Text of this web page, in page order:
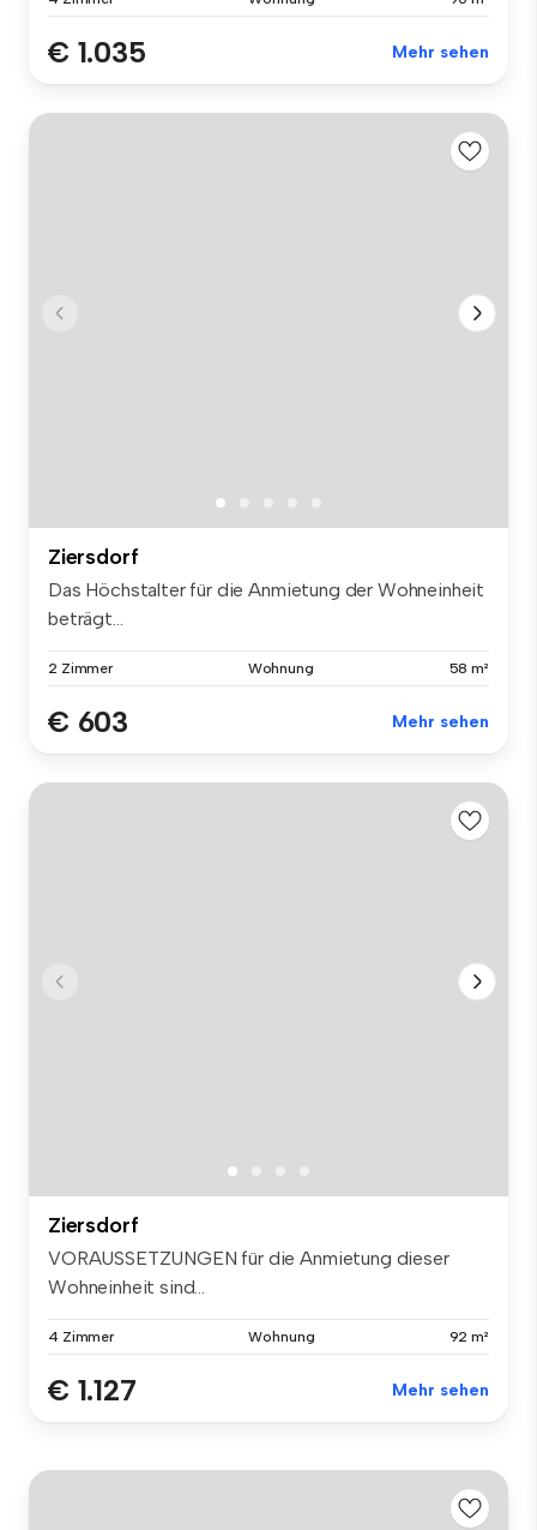
€ 1.035 Mehr sehen
Ziersdorf
Das Höchstalter für die Anmietung der Wohneinheit
beträgt...
2 Zimmer Wohnung 58 m²
€ 603 Mehr sehen
Ziersdorf
VORAUSSETZUNGEN für die Anmietung dieser
Wohneinheit sind...
4 Zimmer Wohnung 92 m²
€ 1.127 Mehr sehen